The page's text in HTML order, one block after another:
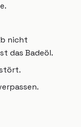
nicht
das Badeöl.